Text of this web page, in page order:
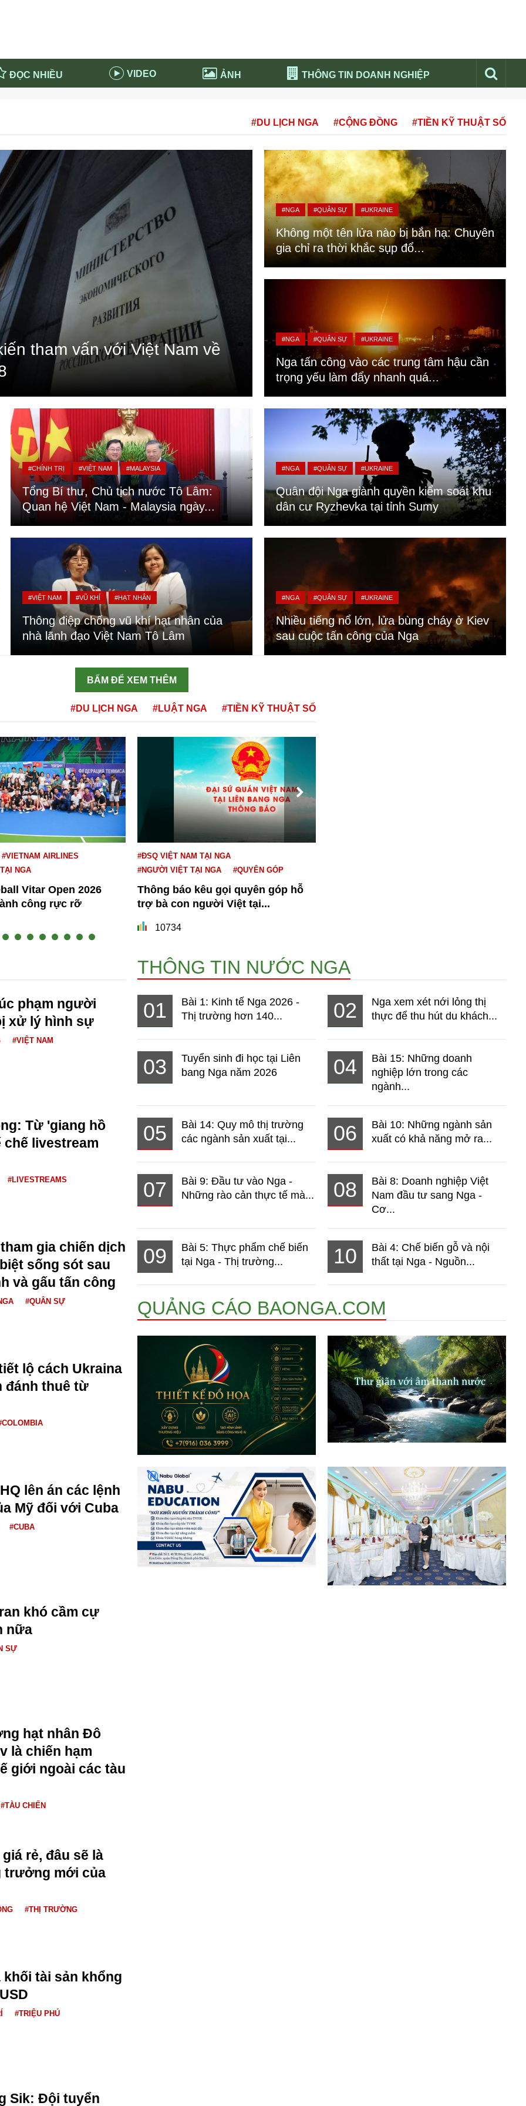
ĐỌC NHIỀU VIDEO ẢNH THÔNG TIN DOANH NGHIỆP
Nổi bật báo nga
nước Nga Tử vi hàng ngày
Phân tích thị trường Nga 2026
- Việt Nam Phân tích chính trị
#DU LỊCH NGA #CỘNG ĐỒNG #TIỀN KỸ THUẬT SỐ
tham vấn với Việt Nam về
#NGA #QUÂN SỰ #UKRAINE
Không một tên lửa nào bị bắn hạ: Chuyên
gia chỉ ra thời khắc sụp đổ...
#NGA #QUÂN SỰ #UKRAINE
Nga tấn công vào các trung tâm hậu cần
trọng yếu làm đẩy nhanh quá...
#CHÍNH TRỊ #VIỆT NAM #MALAYSIA
Tổng Bí thư, Chủ tịch nước Tô Lâm:
Quan hệ Việt Nam - Malaysia ngày...
#NGA #QUÂN SỰ #UKRAINE
Quân đội Nga giành quyền kiểm soát khu
dân cư Ryzhevka tại tỉnh Sumy
#VIỆT NAM #VŨ KHÍ #HẠT NHÂN
Thông điệp chống vũ khí hạt nhân của
nhà lãnh đạo Việt Nam Tô Lâm
#NGA #QUÂN SỰ #UKRAINE
Nhiều tiếng nổ lớn, lửa bùng cháy ở Kiev
sau cuộc tấn công của Nga
BẤM ĐỂ XEM THÊM
#DU LỊCH NGA #LUẬT NGA #TIỀN KỸ THUẬT SỐ
#VIETNAM AIRLINES
NGA
Vitar Open 2026
công rực rỡ
#ĐSQ VIỆT NAM TẠI NGA
#NGƯỜI VIỆT TẠI NGA
#QUYÊN GÓP
Thông báo kêu gọi quyên góp hỗ
trợ bà con người Việt tại...
10734
phạm người
xử lý hình sự
#VIỆT NAM
Từ 'giang hồ
chế livestream
#LIVESTREAMS
gia chiến dịch
sống sót sau
và gấu tấn công
#QUÂN SỰ
lộ cách Ukraina
đánh thuê từ
lên án các lệnh
Mỹ đối với Cuba
#CUBA
khó cầm cự
nữa
SỰ
hạt nhân Đô
là chiến hạm
giới ngoài các tàu
#TÀU CHIẾN
rẻ, đâu sẽ là
trưởng mới của
#THỊ TRƯỜNG
khối tài sản khổng
#TRIỆU PHÚ
Sik: Đội tuyển
THÔNG TIN NƯỚC NGA
01
Bài 1: Kinh tế Nga 2026 -
Thị trường hơn 140...
02
Nga xem xét nới lỏng thị
thực để thu hút du khách...
03
Tuyển sinh đi học tại Liên
bang Nga năm 2026
04
Bài 15: Những doanh
nghiệp lớn trong các
ngành...
05
Bài 14: Quy mô thị trường
các ngành sản xuất tại...
06
Bài 10: Những ngành sản
xuất có khả năng mở ra...
07
Bài 9: Đầu tư vào Nga -
Những rào cản thực tế mà...
08
Bài 8: Doanh nghiệp Việt
Nam đầu tư sang Nga -
Cơ...
09
Bài 5: Thực phẩm chế biến
tại Nga - Thị trường...
10
Bài 4: Chế biến gỗ và nội
thất tại Nga - Nguồn...
QUẢNG CÁO BAONGA.COM